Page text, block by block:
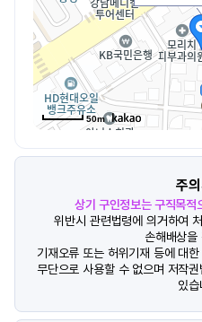
50m
주
상기 구인정보는 구직목적
위반시 관련법령에 의거하여
손해배상을
기재오류 또는 허위기재 등에 대
무단으로 사용할 수 없으며 저작
있